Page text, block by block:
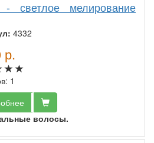
светлое мелирование
4332
р.
1
волосы.